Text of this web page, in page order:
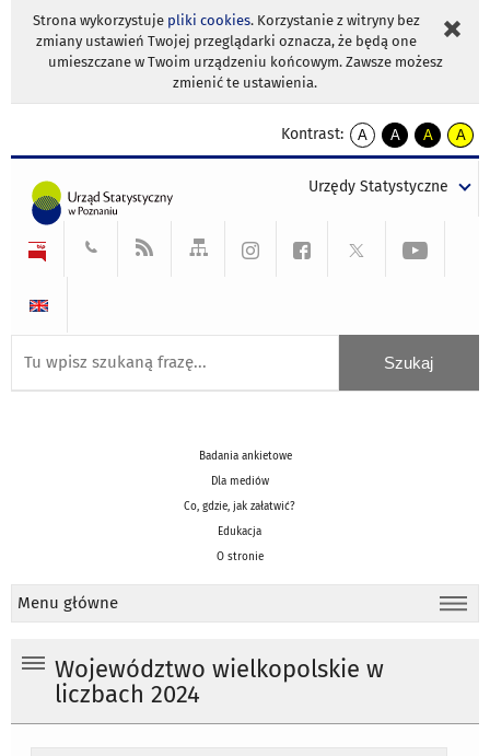
Strona wykorzystuje pliki cookies. Korzystanie z witryny bez
zmiany ustawień Twojej przeglądarki oznacza, że będą one
umieszczane w Twoim urządzeniu końcowym. Zawsze możesz
zmienić te ustawienia.
Kontrast:
A
kontrast
A
kontrast
tekst
czarnym
A
kontrast
tekst
czarnym
A
tekst
żółtym
Urzędy Statystyczne
Badania ankietowe
Dla mediów
Co, gdzie, jak załatwić?
Edukacja
O stronie
Menu główne
Województwo wielkopolskie w
liczbach 2024